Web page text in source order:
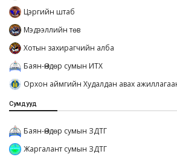
Цэргийн штаб
Мэдээллийн төв
Хотын захирагчийн алба
Баян-Өндөр сумын ИТХ
Орхон аймгийн Худалдан авах
Сумдууд
Баян-Өндөр сумын ЗДТГ
Жаргалант сумын ЗДТГ